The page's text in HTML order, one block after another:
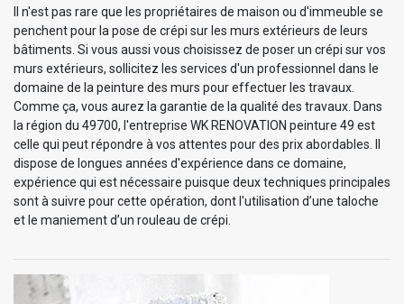
Il n'est pas rare que les propriétaires de maison ou d'immeuble se
penchent pour la pose de crépi sur les murs extérieurs de leurs
bâtiments. Si vous aussi vous choisissez de poser un crépi sur vos
murs extérieurs, sollicitez les services d'un professionnel dans le
domaine de la peinture des murs pour effectuer les travaux.
Comme ça, vous aurez la garantie de la qualité des travaux. Dans
la région du 49700, l'entreprise WK RENOVATION peinture 49 est
celle qui peut répondre à vos attentes pour des prix abordables. Il
dispose de longues années d'expérience dans ce domaine,
expérience qui est nécessaire puisque deux techniques principales
sont à suivre pour cette opération, dont l'utilisation d’une taloche
et le maniement d’un rouleau de crépi.